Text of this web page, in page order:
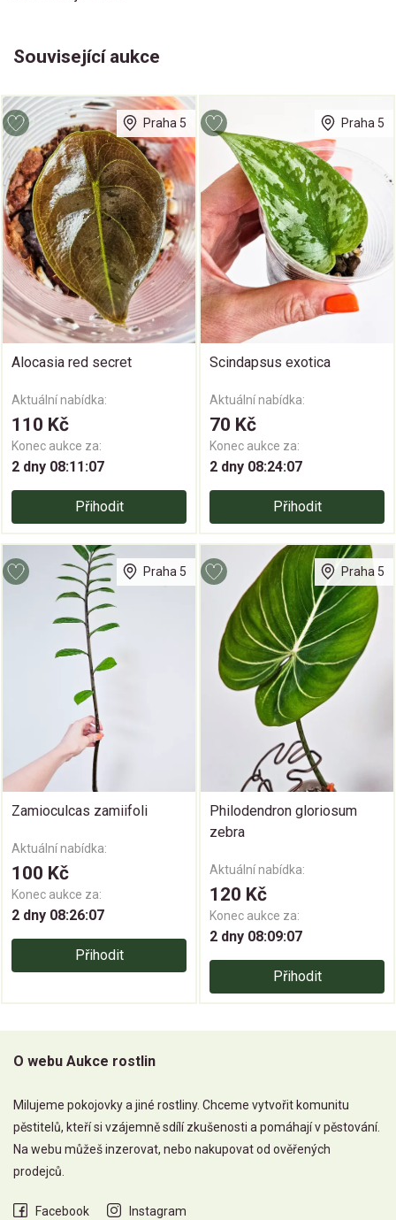
Související aukce
Praha 5
Alocasia red secret
Aktuální nabídka:
110 Kč
Konec aukce za:
2 dny 08:11:06
Přihodit
Praha 5
Scindapsus exotica
Aktuální nabídka:
70 Kč
Konec aukce za:
2 dny 08:24:06
Přihodit
Praha 5
Zamioculcas zamiifoli
Aktuální nabídka:
100 Kč
Konec aukce za:
2 dny 08:26:06
Přihodit
Praha 5
Philodendron gloriosum
zebra
Aktuální nabídka:
120 Kč
Konec aukce za:
2 dny 08:09:06
Přihodit
O webu Aukce rostlin
Milujeme pokojovky a jiné rostliny. Chceme vytvořit komunitu
pěstitelů, kteří si vzájemně sdílí zkušenosti a pomáhají v pěstování.
Na webu můžeš inzerovat, nebo nakupovat od ověřených
prodejců.
Facebook Instagram